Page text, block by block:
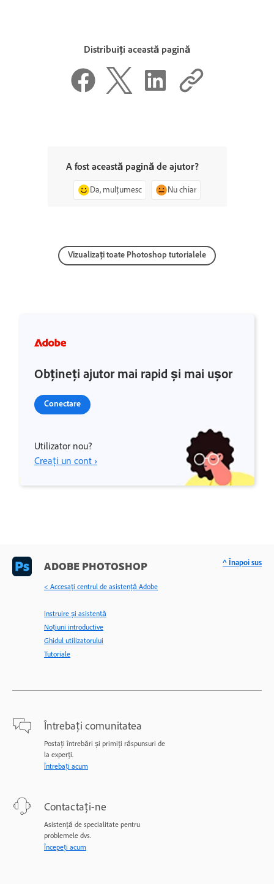
Distribuiți această pagină
A fost această pagină de ajutor?
Da, mulțumesc Nu chiar
Vizualizați toate Photoshop tutorialele
Obțineți ajutor mai rapid și mai ușor
Conectare
Utilizator nou?
Creați un cont ›
ADOBE PHOTOSHOP
< Accesaţi centrul de asistenţă Adobe
Instruire și asistență
Noțiuni introductive
Ghidul utilizatorului
Tutoriale
Întrebați comunitatea
Postați întrebări și primiți răspunsuri de
la experți.
Întrebați acum
Contactați-ne
Asistență de specialitate pentru
problemele dvs.
Începeți acum
^ Înapoi sus